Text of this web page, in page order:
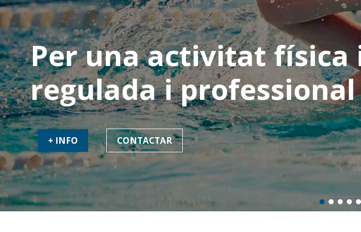
Per una activitat física
regulada i professional
+ INFO CONTACTAR
Finestreta única
informació al ciutadà
+ INFO CONTACTAR